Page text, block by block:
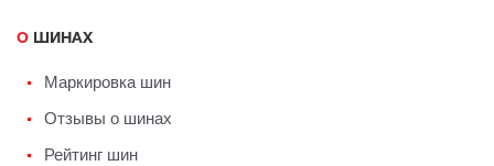
О ШИНАХ
Маркировка шин
Отзывы о шинах
Рейтинг шин